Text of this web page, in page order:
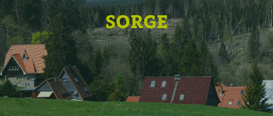
SORGE